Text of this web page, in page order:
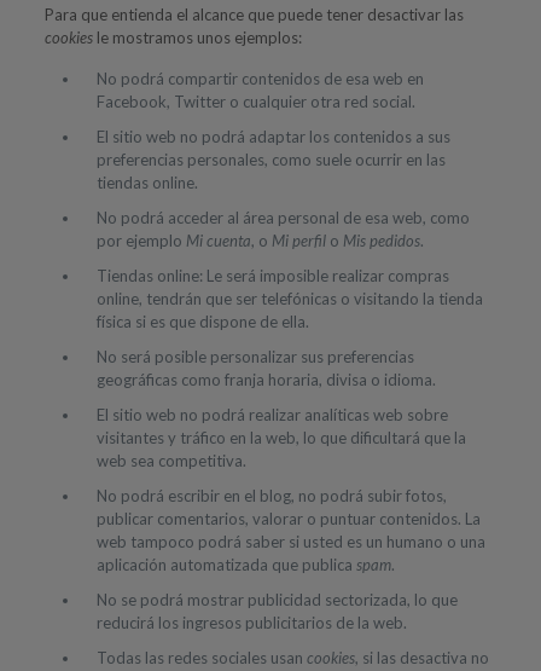
Para que entienda el alcance que puede tener desactivar las
cookiesle mostramos unos ejemplos:
No podrá compartir contenidos de esa web en
Facebook, Twitter o cualquier otra red social.
El sitio web no podrá adaptar los contenidos a sus
preferencias personales, como suele ocurrir en las
tiendas online.
No podrá acceder al área personal de esa web, como
por ejemplo Mi cuenta, o Mi perfilo Mis pedidos.
Tiendas online: Le será imposible realizar compras
online, tendrán que ser telefónicas o visitando la tienda
física si es que dispone de ella.
No será posible personalizar sus preferencias
geográficas como franja horaria, divisa o idioma.
El sitio web no podrá realizar analíticas web sobre
visitantes y tráfico en la web, lo que dificultará que la
web sea competitiva.
No podrá escribir en el blog, no podrá subir fotos,
publicar comentarios, valorar o puntuar contenidos. La
web tampoco podrá saber si usted es un humano o una
aplicación automatizada que publica spam.
No se podrá mostrar publicidad sectorizada, lo que
reducirá los ingresos publicitarios de la web.
Todas las redes sociales usan cookies, si las desactiva no